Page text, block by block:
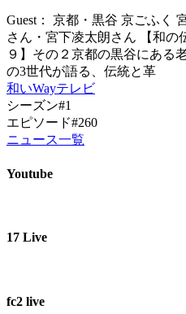
Guest： 京都・黒谷 京ごふく
さん・宮下凌太朗さん 【和の
９】その２京都の黒谷にある
の3世代が語る、伝統と革
和いWayテレビ
シーズン#1
エピソード#260
ニュース一覧
Youtube
17 Live
fc2 live